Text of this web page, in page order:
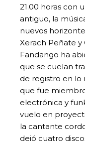
21.00 horas con
antiguo, la
nuevos
Xerach Peñate y
Fandango ha
que se cuelan
de registro en lo
que fue
electrónica y
vuelo en
la cantante
dejó cuatro